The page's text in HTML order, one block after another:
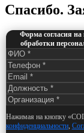
Спасибо.
Форма согласия
обработки
Нажимая на кнопку
конфиденциальности,